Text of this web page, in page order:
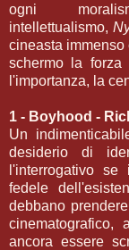
ogni
intellettualismo,
cineasta immenso
schermo la forza
l'importanza, la
1 - Boyhood -
Un
desiderio di
l'interrogativo
fedele
debbano
cinematografico,
ancora essere